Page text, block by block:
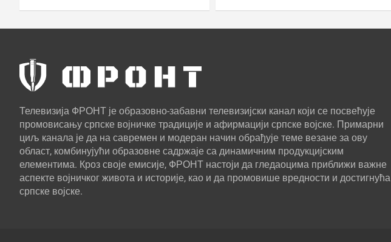
Телевизија ФРОНТ је образовно-забавни телевизијски канал који се посвећује
промовисању српске војничке традиције и афирмацији српске војске. Примарни
циљ канала је да на савремен и модеран начин обрађује теме везане за ову
област, комбинујући образовне садржаје са динамичним продукцијским
елементима. Кроз своје емисије, ФРОНТ настоји да гледаоцима приближи важне
аспекте војничког живота и историје, као и да промовише вредности и достигнућа
српске војске.